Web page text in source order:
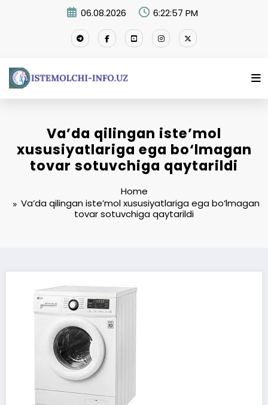
06.08.2026 6:22:57 PM
Va’da qilingan iste’mol
xususiyatlariga ega bo‘lmagan
tovar sotuvchiga qaytarildi
Home
Va’da qilingan iste’mol xususiyatlariga ega bo‘lmagan
tovar sotuvchiga qaytarildi